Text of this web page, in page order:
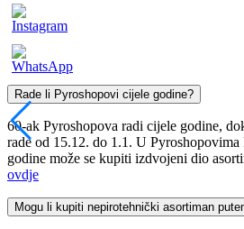
Rade li Pyroshopovi cijele godine?
60-ak Pyroshopova radi cijele godine,
rade od 15.12. do 1.1. U
godine može se kupiti izdvojeni dio
ovdje
Mogu li kupiti nepirotehnički asortiman